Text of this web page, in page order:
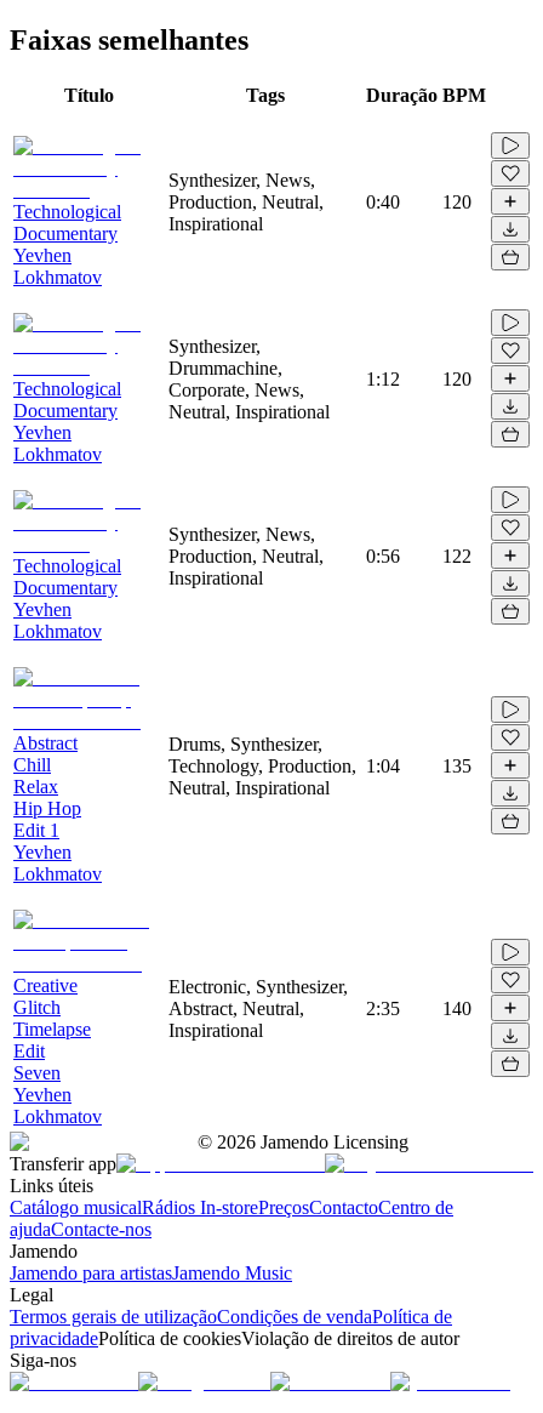
Faixas semelhantes
Título Tags Duração BPM
Technological
Documentary
Yevhen
Lokhmatov
Synthesizer, News,
Production, Neutral,
Inspirational
0:40 120
Technological
Documentary
Yevhen
Lokhmatov
Synthesizer,
Drummachine,
Corporate, News,
Neutral, Inspirational
1:12 120
Technological
Documentary
Yevhen
Lokhmatov
Synthesizer, News,
Production, Neutral,
Inspirational
0:56 122
Abstract
Chill
Relax
Hip Hop
Edit 1
Yevhen
Lokhmatov
Drums, Synthesizer,
Technology, Production,
Neutral, Inspirational
1:04 135
Creative
Glitch
Timelapse
Edit
Seven
Yevhen
Lokhmatov
Electronic, Synthesizer,
Abstract, Neutral,
Inspirational
2:35 140
© 2026 Jamendo Licensing
Transferir app
Links úteis
Catálogo musicalRádios In-storePreçosContactoCentro de
ajudaContacte-nos
Jamendo
Jamendo para artistasJamendo Music
Legal
Termos gerais de utilizaçãoCondições de vendaPolítica de
privacidadePolítica de cookiesViolação de direitos de autor
Siga-nos